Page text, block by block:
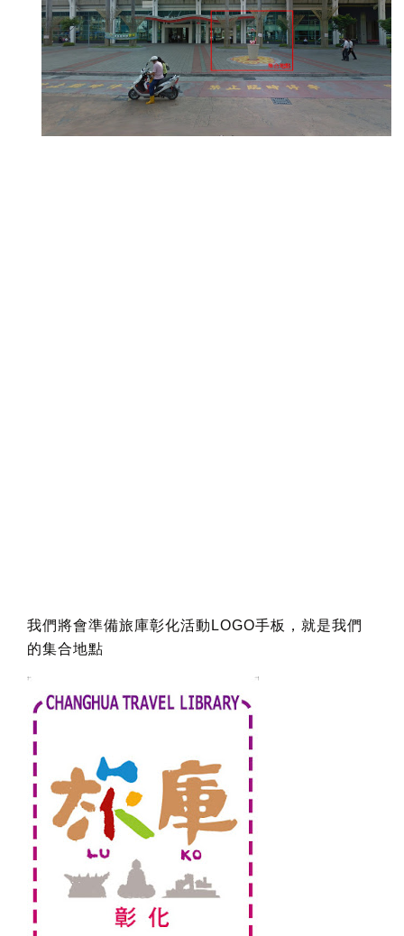
我們將會準備旅庫彰化活動LOGO手板，就是我們
的集合地點